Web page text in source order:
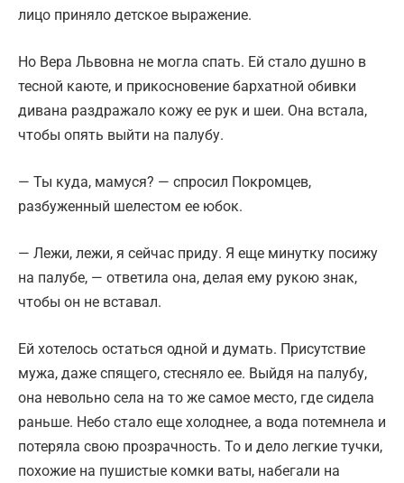
лицо приняло детское выражение.
Но Вера Львовна не могла спать. Ей стало душно в
тесной каюте, и прикосновение бархатной обивки
дивана раздражало кожу ее рук и шеи. Она встала,
чтобы опять выйти на палубу.
— Ты куда, мамуся? — спросил Покромцев,
разбуженный шелестом ее юбок.
— Лежи, лежи, я сейчас приду. Я еще минутку посижу
на палубе, — ответила она, делая ему рукою знак,
чтобы он не вставал.
Ей хотелось остаться одной и думать. Присутствие
мужа, даже спящего, стесняло ее. Выйдя на палубу,
она невольно села на то же самое место, где сидела
раньше. Небо стало еще холоднее, а вода потемнела и
потеряла свою прозрачность. То и дело легкие тучки,
похожие на пушистые комки ваты, набегали на